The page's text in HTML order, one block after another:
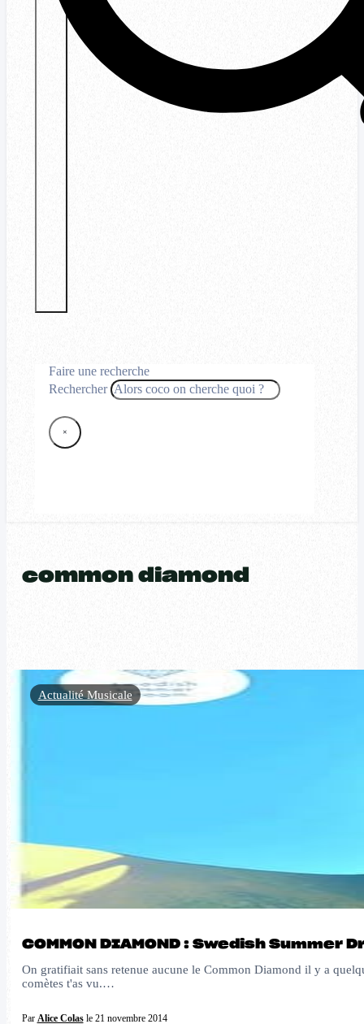
Faire une recherche
Rechercher
×
common diamond
COMMON DIAMOND : Swedish Summer
On gratifiait sans retenue aucune le Common Diamond il y a
comètes t'as vu.…
Par Alice Colasle 21 novembre 2014
Actualité Musicale